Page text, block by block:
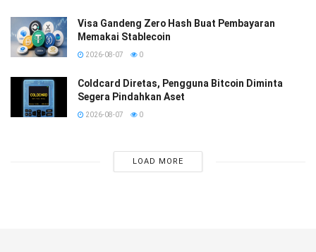
Visa Gandeng Zero Hash Buat Pembayaran
Memakai Stablecoin
2026-08-07 0
Coldcard Diretas, Pengguna Bitcoin Diminta
Segera Pindahkan Aset
2026-08-07 0
LOAD MORE